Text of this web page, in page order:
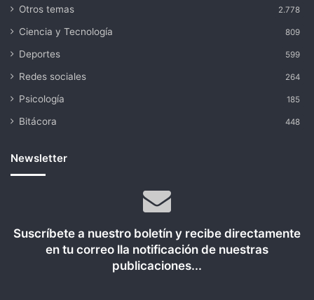
Otros temas 2.778
Ciencia y Tecnología 809
Deportes 599
Redes sociales 264
Psicología 185
Bitácora 448
Newsletter
Suscríbete a nuestro boletín y recibe directamente
en tu correo lla notificación de nuestras
publicaciones...